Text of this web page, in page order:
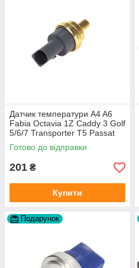
Датчик температури A4 A6
Fabia Octavia 1Z Caddy 3 Golf
5/6/7 Transporter T5 Passat
B6 (колір сірий)
Готово до відправки
201 ₴
Купити
Подарунок